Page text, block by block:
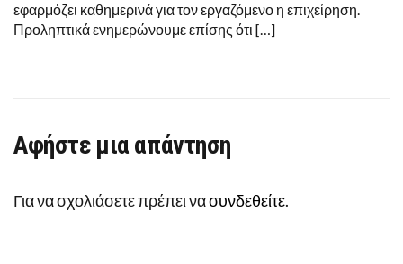
εφαρμόζει καθημερινά για τον εργαζόμενο η επιχείρηση.
Προληπτικά ενημερώνουμε επίσης ότι […]
Αφήστε μια απάντηση
Για να σχολιάσετε πρέπει νασυνδεθείτε.